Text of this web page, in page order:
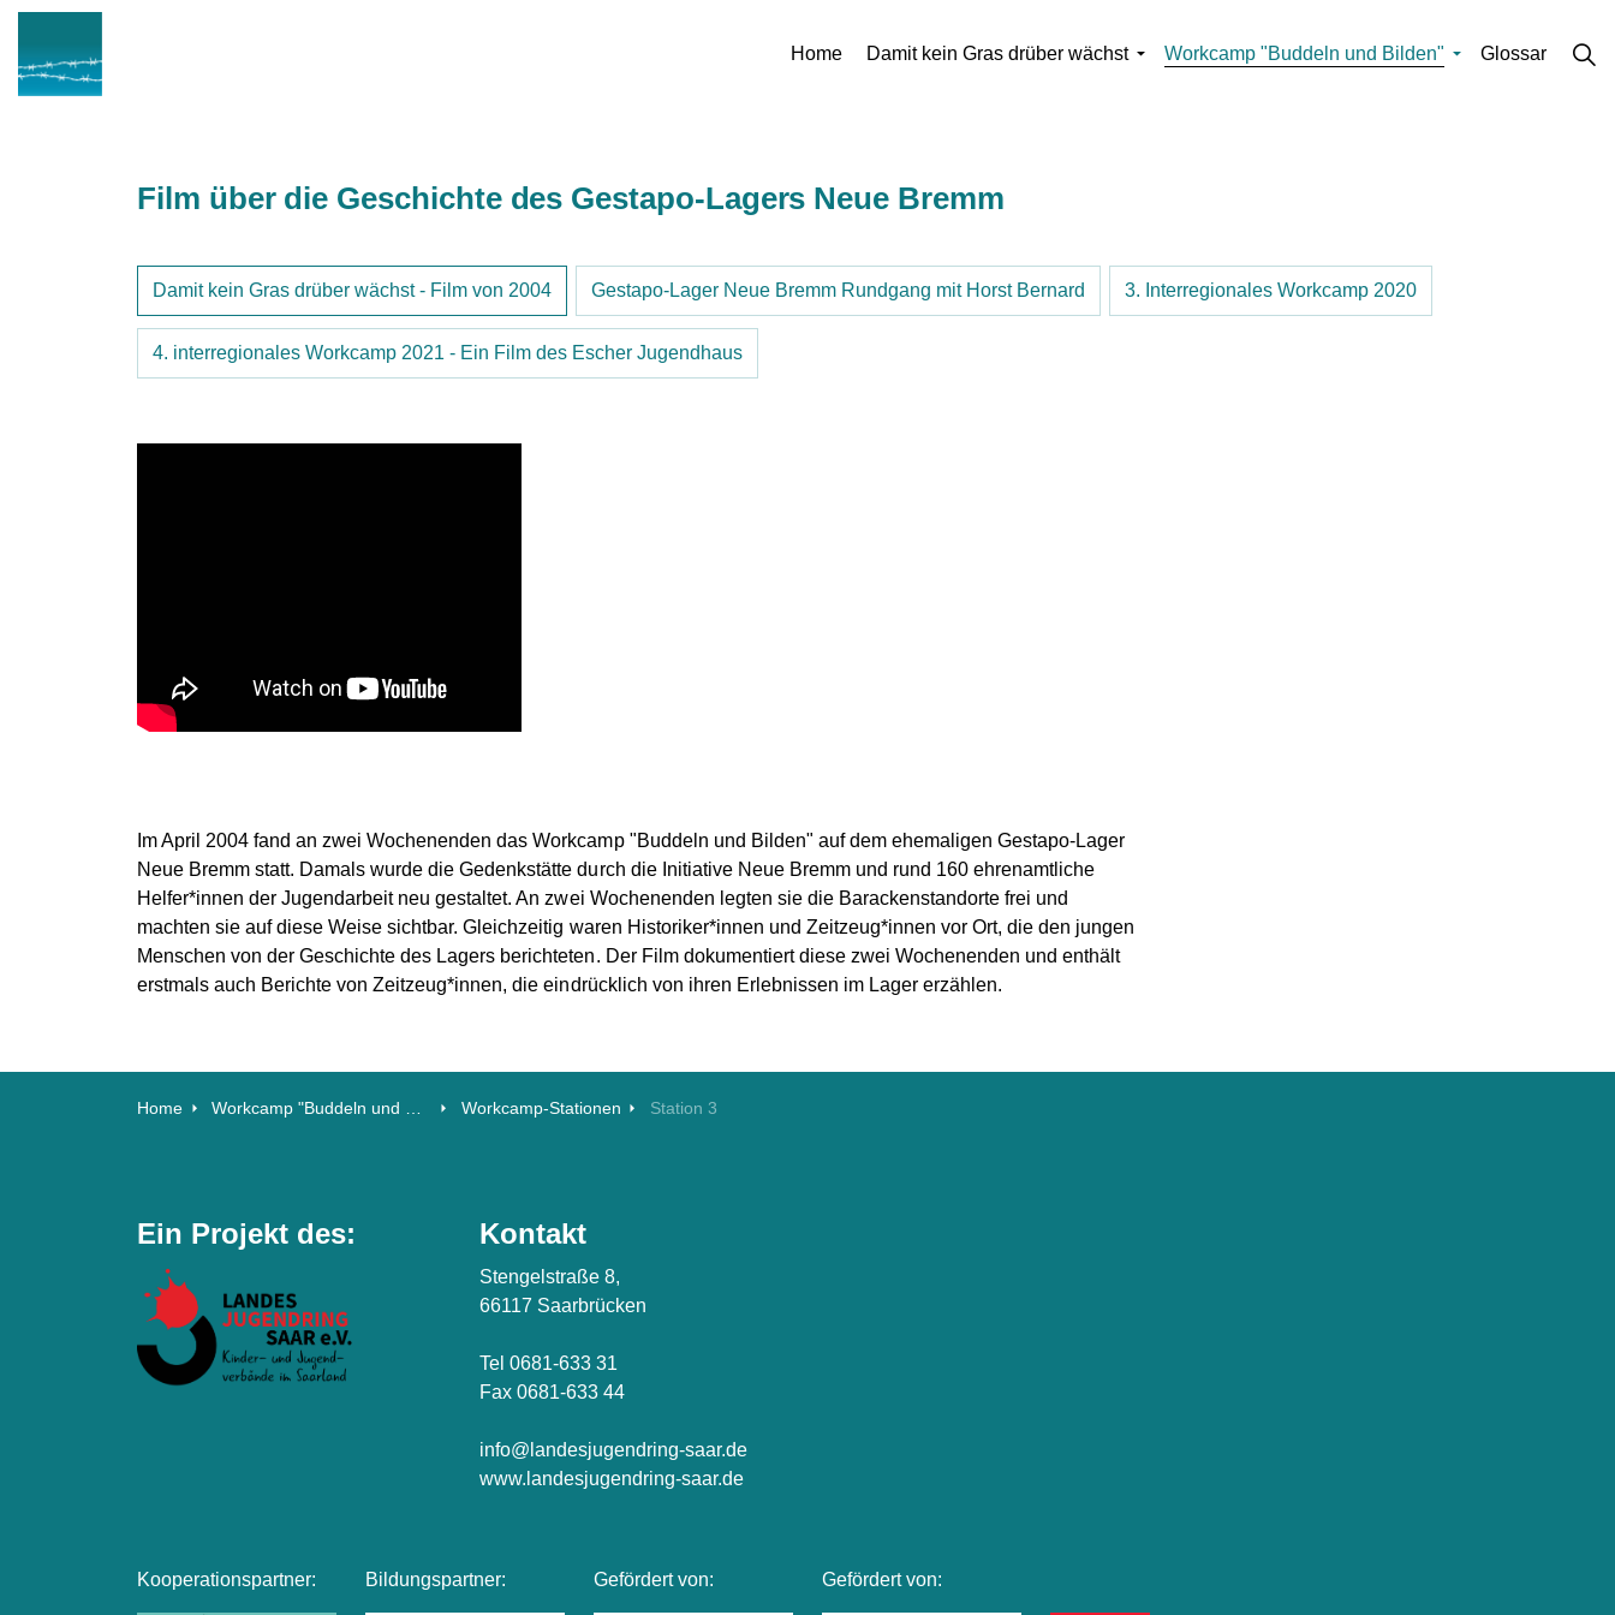
Home Damit kein Gras drüber wächst Workcamp "Buddeln und Bilden" Glossar
Film über die Geschichte des Gestapo-Lagers Neue Bremm
Damit kein Gras drüber wächst - Film von 2004 Gestapo-Lager Neue Bremm Rundgang mit Horst Bernard 3. Interregionales Workcamp 2020
4. interregionales Workcamp 2021 - Ein Film des Escher Jugendhaus
Im April 2004 fand an zwei Wochenenden das Workcamp "Buddeln und Bilden" auf dem ehemaligen Gestapo-Lager
Neue Bremm statt. Damals wurde die Gedenkstätte durch die Initiative Neue Bremm und rund 160 ehrenamtliche
Helfer*innen der Jugendarbeit neu gestaltet. An zwei Wochenenden legten sie die Barackenstandorte frei und
machten sie auf diese Weise sichtbar. Gleichzeitig waren Historiker*innen und Zeitzeug*innen vor Ort, die den jungen
Menschen von der Geschichte des Lagers berichteten. Der Film dokumentiert diese zwei Wochenenden und enthält
erstmals auch Berichte von Zeitzeug*innen, die eindrücklich von ihren Erlebnissen im Lager erzählen.
Home Workcamp "Buddeln und Bilden" Workcamp-Stationen Station 3
Ein Projekt des: Kontakt
Stengelstraße 8,
66117 Saarbrücken
Tel 0681-633 31
Fax 0681-633 44
info@landesjugendring-saar.de
www.landesjugendring-saar.de
Kooperationspartner: Bildungspartner: Gefördert von: Gefördert von: